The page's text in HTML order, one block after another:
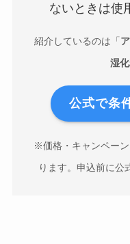
ないときは使
紹介しているのは「
湿化
公式で条
※価格・キャンペー
ります。申込前に公